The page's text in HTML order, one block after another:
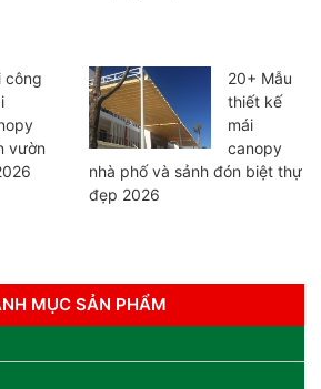
công
vườn
20+ Mẫu
thiết kế
mái
canopy
nhà phố và sảnh đón biệt thự
đẹp 2026
MỤC SẢN PHẨM